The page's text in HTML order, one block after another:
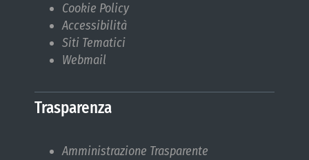
Cookie Policy
Accessibilità
Siti Tematici
Webmail
Trasparenza
Amministrazione Trasparente